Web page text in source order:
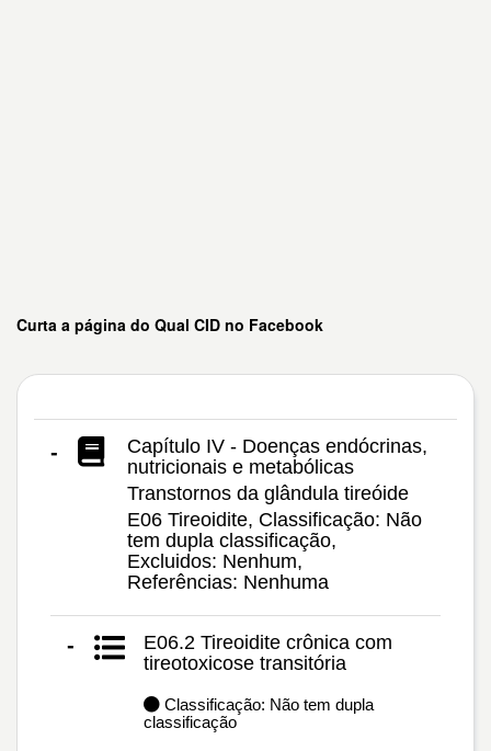
Curta a página do Qual CID no Facebook
-
Capítulo IV - Doenças endócrinas,
nutricionais e metabólicas
Transtornos da glândula tireóide
E06 Tireoidite, Classificação: Não
tem dupla classificação,
Excluidos: Nenhum,
Referências: Nenhuma
-
E06.2 Tireoidite crônica com
tireotoxicose transitória
Classificação: Não tem dupla
classificação